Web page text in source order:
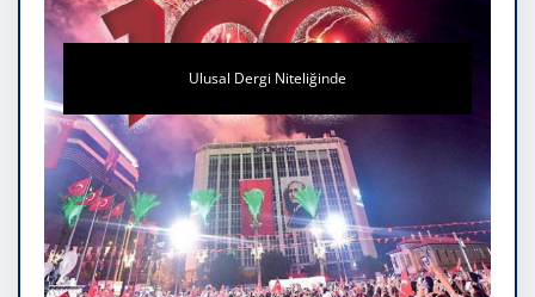
Ulusal Dergi Niteliğinde